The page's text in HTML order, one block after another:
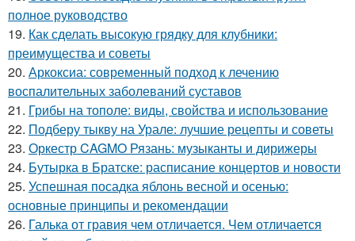
полное руководство
19. Как сделать высокую грядку для клубники:
преимущества и советы
20. Аркоксиа: современный подход к лечению
воспалительных заболеваний суставов
21. Грибы на тополе: виды, свойства и использование
22. Подберу тыкву на Урале: лучшие рецепты и советы
23. Оркестр CAGMO Рязань: музыканты и дирижеры
24. Бутырка в Братске: расписание концертов и новости
25. Успешная посадка яблонь весной и осенью:
основные принципы и рекомендации
26. Галька от гравия чем отличается. Чем отличается